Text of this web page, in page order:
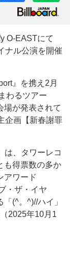
O-EASTにて
ナル公演を開催
』を携え2月
わるツアー
場が発表されて
企画【新春謝罪
、タワーレコ
も得票数の多か
アワード
・ザ・イヤ
(^。^)//ハイ」
2025年10月1